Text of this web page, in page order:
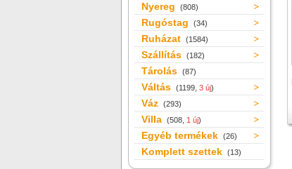
Nyereg (808)
Rugóstag (34)
Ruházat (1584)
Szállítás (182)
Tárolás (87)
Váltás (1199, 3 új)
Váz (293)
Villa (508, 1 új)
Egyéb termékek (26)
Komplett szettek (13)